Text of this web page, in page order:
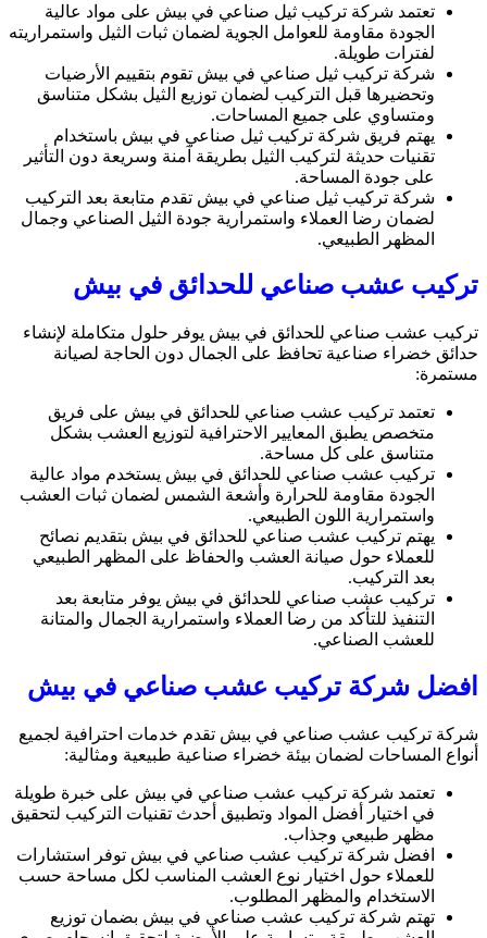
تعتمد شركة تركيب ثيل صناعي في بيش على مواد عالية
الجودة مقاومة للعوامل الجوية لضمان ثبات الثيل واستمراريته
لفترات طويلة.
شركة تركيب ثيل صناعي في بيش تقوم بتقييم الأرضيات
وتحضيرها قبل التركيب لضمان توزيع الثيل بشكل متناسق
ومتساوي على جميع المساحات.
يهتم فريق شركة تركيب ثيل صناعي في بيش باستخدام
تقنيات حديثة لتركيب الثيل بطريقة آمنة وسريعة دون التأثير
على جودة المساحة.
شركة تركيب ثيل صناعي في بيش تقدم متابعة بعد التركيب
لضمان رضا العملاء واستمرارية جودة الثيل الصناعي وجمال
المظهر الطبيعي.
تركيب عشب صناعي للحدائق في بيش
تركيب عشب صناعي للحدائق في بيش يوفر حلول متكاملة لإنشاء
حدائق خضراء صناعية تحافظ على الجمال دون الحاجة لصيانة
مستمرة:
تعتمد تركيب عشب صناعي للحدائق في بيش على فريق
متخصص يطبق المعايير الاحترافية لتوزيع العشب بشكل
متناسق على كل مساحة.
تركيب عشب صناعي للحدائق في بيش يستخدم مواد عالية
الجودة مقاومة للحرارة وأشعة الشمس لضمان ثبات العشب
واستمرارية اللون الطبيعي.
يهتم تركيب عشب صناعي للحدائق في بيش بتقديم نصائح
للعملاء حول صيانة العشب والحفاظ على المظهر الطبيعي
بعد التركيب.
تركيب عشب صناعي للحدائق في بيش يوفر متابعة بعد
التنفيذ للتأكد من رضا العملاء واستمرارية الجمال والمتانة
للعشب الصناعي.
افضل شركة تركيب عشب صناعي في بيش
شركة تركيب عشب صناعي في بيش تقدم خدمات احترافية لجميع
أنواع المساحات لضمان بيئة خضراء صناعية طبيعية ومثالية:
تعتمد شركة تركيب عشب صناعي في بيش على خبرة طويلة
في اختيار أفضل المواد وتطبيق أحدث تقنيات التركيب لتحقيق
مظهر طبيعي وجذاب.
افضل شركة تركيب عشب صناعي في بيش توفر استشارات
للعملاء حول اختيار نوع العشب المناسب لكل مساحة حسب
الاستخدام والمظهر المطلوب.
تهتم شركة تركيب عشب صناعي في بيش بضمان توزيع